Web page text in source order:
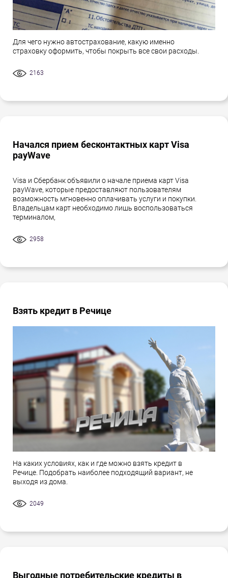
Для чего нужно автострахование, какую именно
страховку оформить, чтобы покрыть все свои расходы.
2163
Начался прием бесконтактных карт Visa
payWave
Visa и Сбербанк объявили о начале приема карт Visa
payWave, которые предоставляют пользователям
возможность мгновенно оплачивать услуги и покупки.
Владельцам карт необходимо лишь воспользоваться
терминалом,
2958
Взять кредит в Речице
На каких условиях, как и где можно взять кредит в
Речице. Подобрать наиболее подходящий вариант, не
выходя из дома.
2049
Выгодные потребительские кредиты в